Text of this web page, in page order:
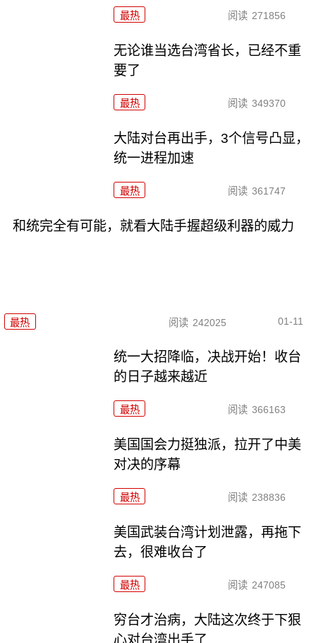
最热 阅读 271856
无论谁当选台湾省长，已经不重
要了
最热 阅读 349370
大陆对台再出手，3个信号凸显，
统一进程加速
最热 阅读 361747
和统完全有可能，就看大陆手握超级利器的威力
最热 阅读 242025 01-11
统一大招降临，决战开始！收台
的日子越来越近
最热 阅读 366163
美国国会力挺独派，拉开了中美
对决的序幕
最热 阅读 238836
美国武装台湾计划泄露，再拖下
去，很难收台了
最热 阅读 247085
穷台才治病，大陆这次终于下狠
心对台湾出手了